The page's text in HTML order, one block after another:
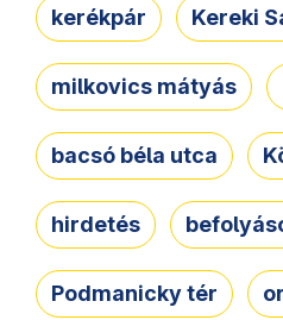
kerékpár Kereki
milkovics mátyás
bacsó béla utca
hirdetés
Podmanicky tér